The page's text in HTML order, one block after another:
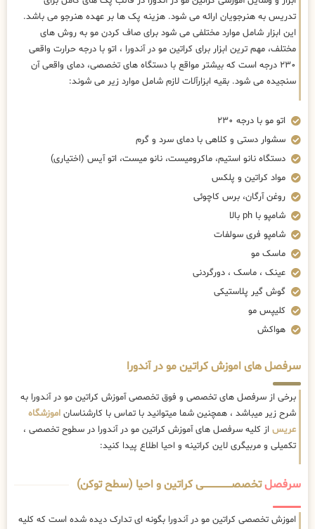
تدریس به هنرجویان ارائه می شود. هزینه پک ها بر عهده هنرجو می باشد.
این ابزار شامل موارد مختلفی می شود برای صاف کردن مو به روش های
مختلف، مهم ترین ابزار برای کراتین مو در آندورا ، اتو با درجه حرارت واقعی
۲۳۰ درجه است که بیشتر مواقع با دستگاه های تخصصی، دمای واقعی آن
سنجیده می شود. بقیه ابزارآلات لازم شامل موارد زیر می شوند:
اتو مو با درجه ۲۳۰
سشوار دستی و کلاهی با دمای سرد و گرم
دستگاه نانو استیم، ماکرومیست، نانو میست، اتو آیس (اختیاری)
مواد کراتین و پلکس
روغن آرگان، برس کاچوئی
شامپو با ph بالا
شامپو فری سولفات
ماسک مو
عینک ، ماسک ، دورگردنی
گوش گیر پلاستیکی
کلیپس مو
هواکش
سرفصل های اموزش کراتین مو در آندورا
برخی از سرفصل های تخصصی و فوق تخصصی آموزش کراتین مو در آندورا به
شرح زیر میباشد ، همچنین شما میتوانید با تماس با کارشناسان اموزشگاه
عریس از کلیه سرفصل های آموزش کراتین مو در آندورا در سطوح تخصصی ،
تکمیلی و مربیگری لاین کراتینه و احیا اطلاع پیدا کنید:
سرفصلتخصصــــــــــــــــــــی کراتین و احیا (سطح توکن)
اموزش تخصصی کراتین مو در آندورا بگونه ای تدارک دیده شده است که کلیه